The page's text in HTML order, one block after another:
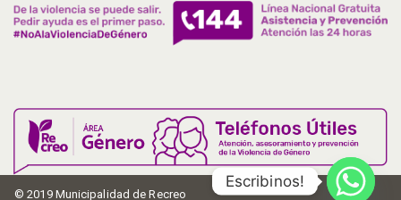
© 2019 Municipalidad de Recreo
Escribinos!